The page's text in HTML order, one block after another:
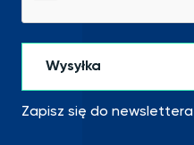
Zapisz się do newslettera